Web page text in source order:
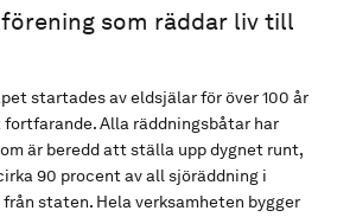
som räddar liv till
startades av eldsjälar för över 100 år
fortfarande. Alla räddningsbåtar har
är beredd att ställa upp dygnet runt,
90 procent av all sjöräddning i
staten. Hela verksamheten bygger